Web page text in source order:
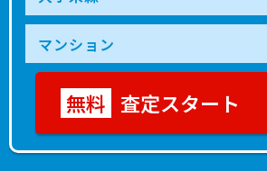
査定スタート